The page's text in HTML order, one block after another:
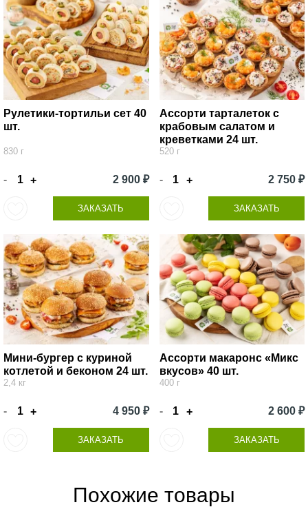
Рулетики-тортильи сет 40
шт.
830 г
- + 2 900 ₽
ЗАКАЗАТЬ
Ассорти тарталеток с
крабовым салатом и
креветками 24 шт.
520 г
- + 2 750 ₽
ЗАКАЗАТЬ
Мини-бургер с куриной
котлетой и беконом 24 шт.
2,4 кг
- + 4 950 ₽
ЗАКАЗАТЬ
Ассорти макаронс «Микс
вкусов» 40 шт.
400 г
- + 2 600 ₽
ЗАКАЗАТЬ
Похожие товары